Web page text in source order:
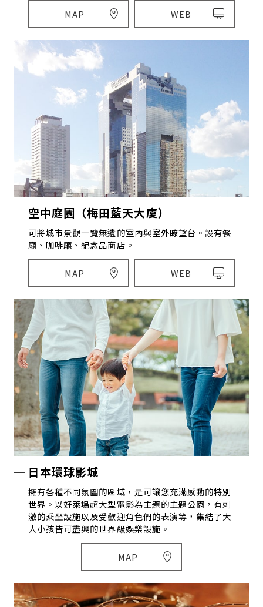
MAP WEB
空中庭園（梅田藍天大廈）
可將城市景觀一覽無遺的室內與室外瞭望台。設有餐
廳、咖啡廳、紀念品商店。
MAP WEB
日本環球影城
擁有各種不同氛圍的區域，是可讓您充滿感動的特別
世界。以好萊塢超大型電影為主題的主題公園，有刺
激的乘坐設施以及受歡迎角色們的表演等，集結了大
人小孩皆可盡興的世界級娛樂設施。
MAP